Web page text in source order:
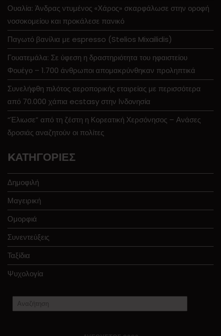
Ουαλία: Άνδρας ντυμένος «Χάρος» σκαρφάλωσε στην οροφή
νοσοκομείου και προκάλεσε πανικό
Παγωτό βανίλια με espresso (Stelios Mixailidis)
Γουατεμάλα: Σε ύφεση η δραστηριότητα του ηφαιστείου
Φουέγο – 1.700 άνθρωποι απομακρύνθηκαν προληπτικά
Συνελήφθη πιλότος αεροπορικής εταιρείας με περισσότερα
από 70.000 χάπια ecstasy στην Ινδονησία
“Έλιωσε” από τη ζέστη η Κορεατική Χερσόνησος – Ανάσες
δροσιάς αναζητούν οι πολίτες
KΑΤΗΓΟΡΊΕΣ
Δημοφιλή
Μαγειρική
Ομορφιά
Συνεντεύξεις
Ταξίδια
Ψυχολογία